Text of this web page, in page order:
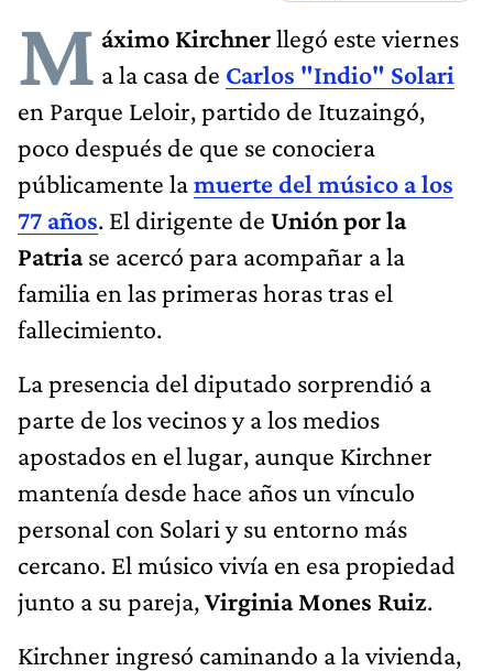
M áximo Kirchnerllegó este viernes
a la casa de Carlos "Indio" Solari
en Parque Leloir, partido de Ituzaingó,
poco después de que se conociera
públicamente lamuerte del músico a los
77 años. El dirigente de Unión por la
Patriase acercó para acompañar a la
familia en las primeras horas tras el
fallecimiento.
La presencia del diputado sorprendió a
parte de los vecinos y a los medios
apostados en el lugar, aunque Kirchner
mantenía desde hace años un vínculo
personal con Solari y su entorno más
cercano. El músico vivía en esa propiedad
junto a su pareja,Virginia Mones Ruiz.
Kirchner ingresó caminando a la vivienda,